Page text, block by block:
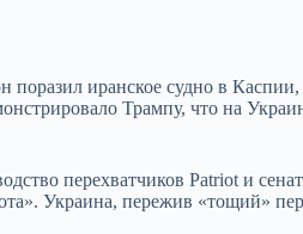
иранское судно в Каспии,
Трампу, что на
перехватчиков Patriot и
Украина, пережив «тощий»